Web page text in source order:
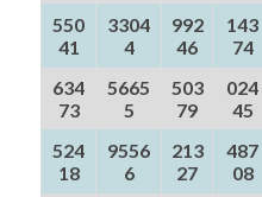
550
41
3304
4
992
46
143
74
634
73
5665
5
503
79
024
45
524
18
9556
6
213
27
487
08